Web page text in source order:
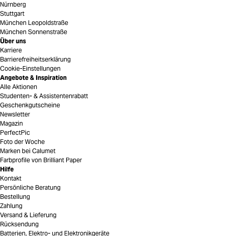
Nürnberg
Stuttgart
München Leopoldstraße
München Sonnenstraße
Über uns
Karriere
Barrierefreiheitserklärung
Cookie-Einstellungen
Angebote & Inspiration
Alle Aktionen
Studenten- & Assistentenrabatt
Geschenkgutscheine
Newsletter
Magazin
PerfectPic
Foto der Woche
Marken bei Calumet
Farbprofile von Brilliant Paper
Hilfe
Kontakt
Persönliche Beratung
Bestellung
Zahlung
Versand & Lieferung
Rücksendung
Batterien, Elektro- und Elektronikgeräte